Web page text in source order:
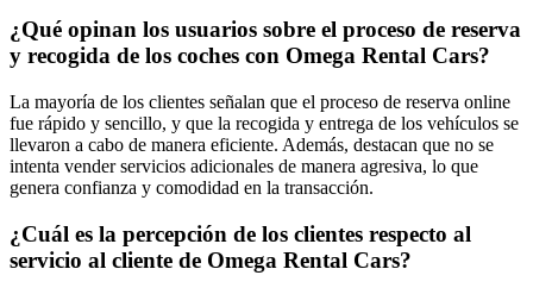
¿Qué opinan los usuarios sobre el proceso de reserva
y recogida de los coches con Omega Rental Cars?
La mayoría de los clientes señalan que el proceso de reserva online
fue rápido y sencillo, y que la recogida y entrega de los vehículos se
llevaron a cabo de manera eficiente. Además, destacan que no se
intenta vender servicios adicionales de manera agresiva, lo que
genera confianza y comodidad en la transacción.
¿Cuál es la percepción de los clientes respecto al
servicio al cliente de Omega Rental Cars?